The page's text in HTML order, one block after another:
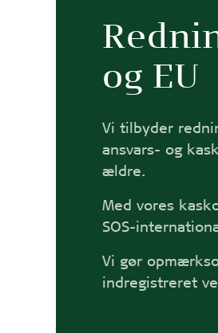
og EU
Vi tilbyder
ansvars- og
ældre.
Med vores
SOS-
Vi gør
indregistreret